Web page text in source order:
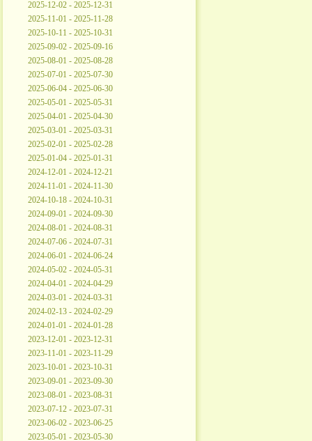
2025-12-02 - 2025-12-31
2025-11-01 - 2025-11-28
2025-10-11 - 2025-10-31
2025-09-02 - 2025-09-16
2025-08-01 - 2025-08-28
2025-07-01 - 2025-07-30
2025-06-04 - 2025-06-30
2025-05-01 - 2025-05-31
2025-04-01 - 2025-04-30
2025-03-01 - 2025-03-31
2025-02-01 - 2025-02-28
2025-01-04 - 2025-01-31
2024-12-01 - 2024-12-21
2024-11-01 - 2024-11-30
2024-10-18 - 2024-10-31
2024-09-01 - 2024-09-30
2024-08-01 - 2024-08-31
2024-07-06 - 2024-07-31
2024-06-01 - 2024-06-24
2024-05-02 - 2024-05-31
2024-04-01 - 2024-04-29
2024-03-01 - 2024-03-31
2024-02-13 - 2024-02-29
2024-01-01 - 2024-01-28
2023-12-01 - 2023-12-31
2023-11-01 - 2023-11-29
2023-10-01 - 2023-10-31
2023-09-01 - 2023-09-30
2023-08-01 - 2023-08-31
2023-07-12 - 2023-07-31
2023-06-02 - 2023-06-25
2023-05-01 - 2023-05-30